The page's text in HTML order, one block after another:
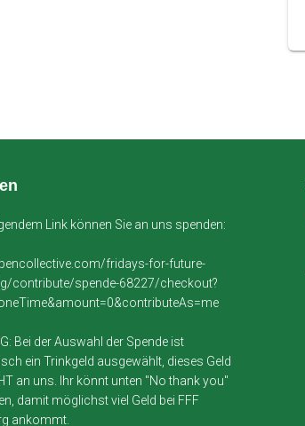
Link können Sie an uns spenden:
fridays-for-future-
contribute/spende-68227/checkout?
Bei der Auswahl der Spende ist
ein Trinkgeld ausgewählt, dieses Geld
an uns. Ihr könnt unten "No thank you"
damit möglichst viel Geld bei FFF
ankommt.